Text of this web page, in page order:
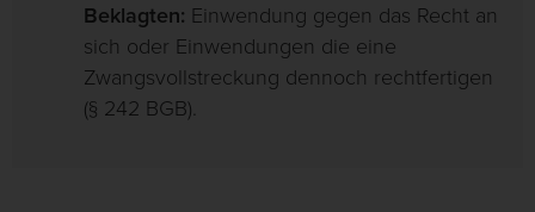
Beklagten: Einwendung gegen das Recht an
sich oder Einwendungen die eine
Zwangsvollstreckung dennoch rechtfertigen
(§ 242 BGB).